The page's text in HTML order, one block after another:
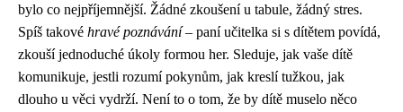
bylo co nejpříjemnější. Žádné zkoušení u tabule, žádný stres.
Spíš takové hravé poznávání– paní učitelka si s dítětem povídá,
zkouší jednoduché úkoly formou her. Sleduje, jak vaše dítě
komunikuje, jestli rozumí pokynům, jak kreslí tužkou, jak
dlouho u věci vydrží. Není to o tom, že by dítě muselo něco